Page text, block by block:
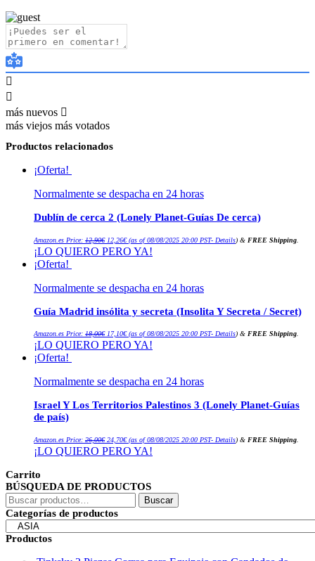
más nuevos
más viejos más votados
Productos relacionados
¡Oferta!
Normalmente se despacha en 24 horas
Dublín de cerca 2 (Lonely Planet-Guías De cerca)
Amazon.es Price: 12,90€precio
original
era:
12,26€precio
actual
es:
(as of 08/08/2025 20:00 PST- Details) & FREE Shipping
¡LO QUIERO PERO YA!
¡Oferta!
Normalmente se despacha en 24 horas
Guía Madrid insólita y secreta (Insolita Y Secreta / Secret)
Amazon.es Price: 18,00€precio
original
era:
17,10€precio
actual
es:
(as of 08/08/2025 20:00 PST- Details) & FREE Shipping
¡LO QUIERO PERO YA!
¡Oferta!
Normalmente se despacha en 24 horas
Israel Y Los Territorios Palestinos 3 (Lonely Planet-Guías
de país)
Amazon.es Price: 26,00€precio
original
era:
24,70€precio
actual
es:
(as of 08/08/2025 20:00 PST- Details) & FREE Shipping
¡LO QUIERO PERO YA!
Carrito
BÚSQUEDA DE PRODUCTOS
Buscar
por:
Buscar
Categorías de productos
Productos